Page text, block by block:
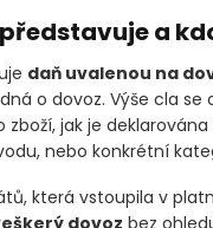
a
daň uvalenou na
o dovoz. Výše cla se
jak je
nebo konkrétní
která vstoupila v